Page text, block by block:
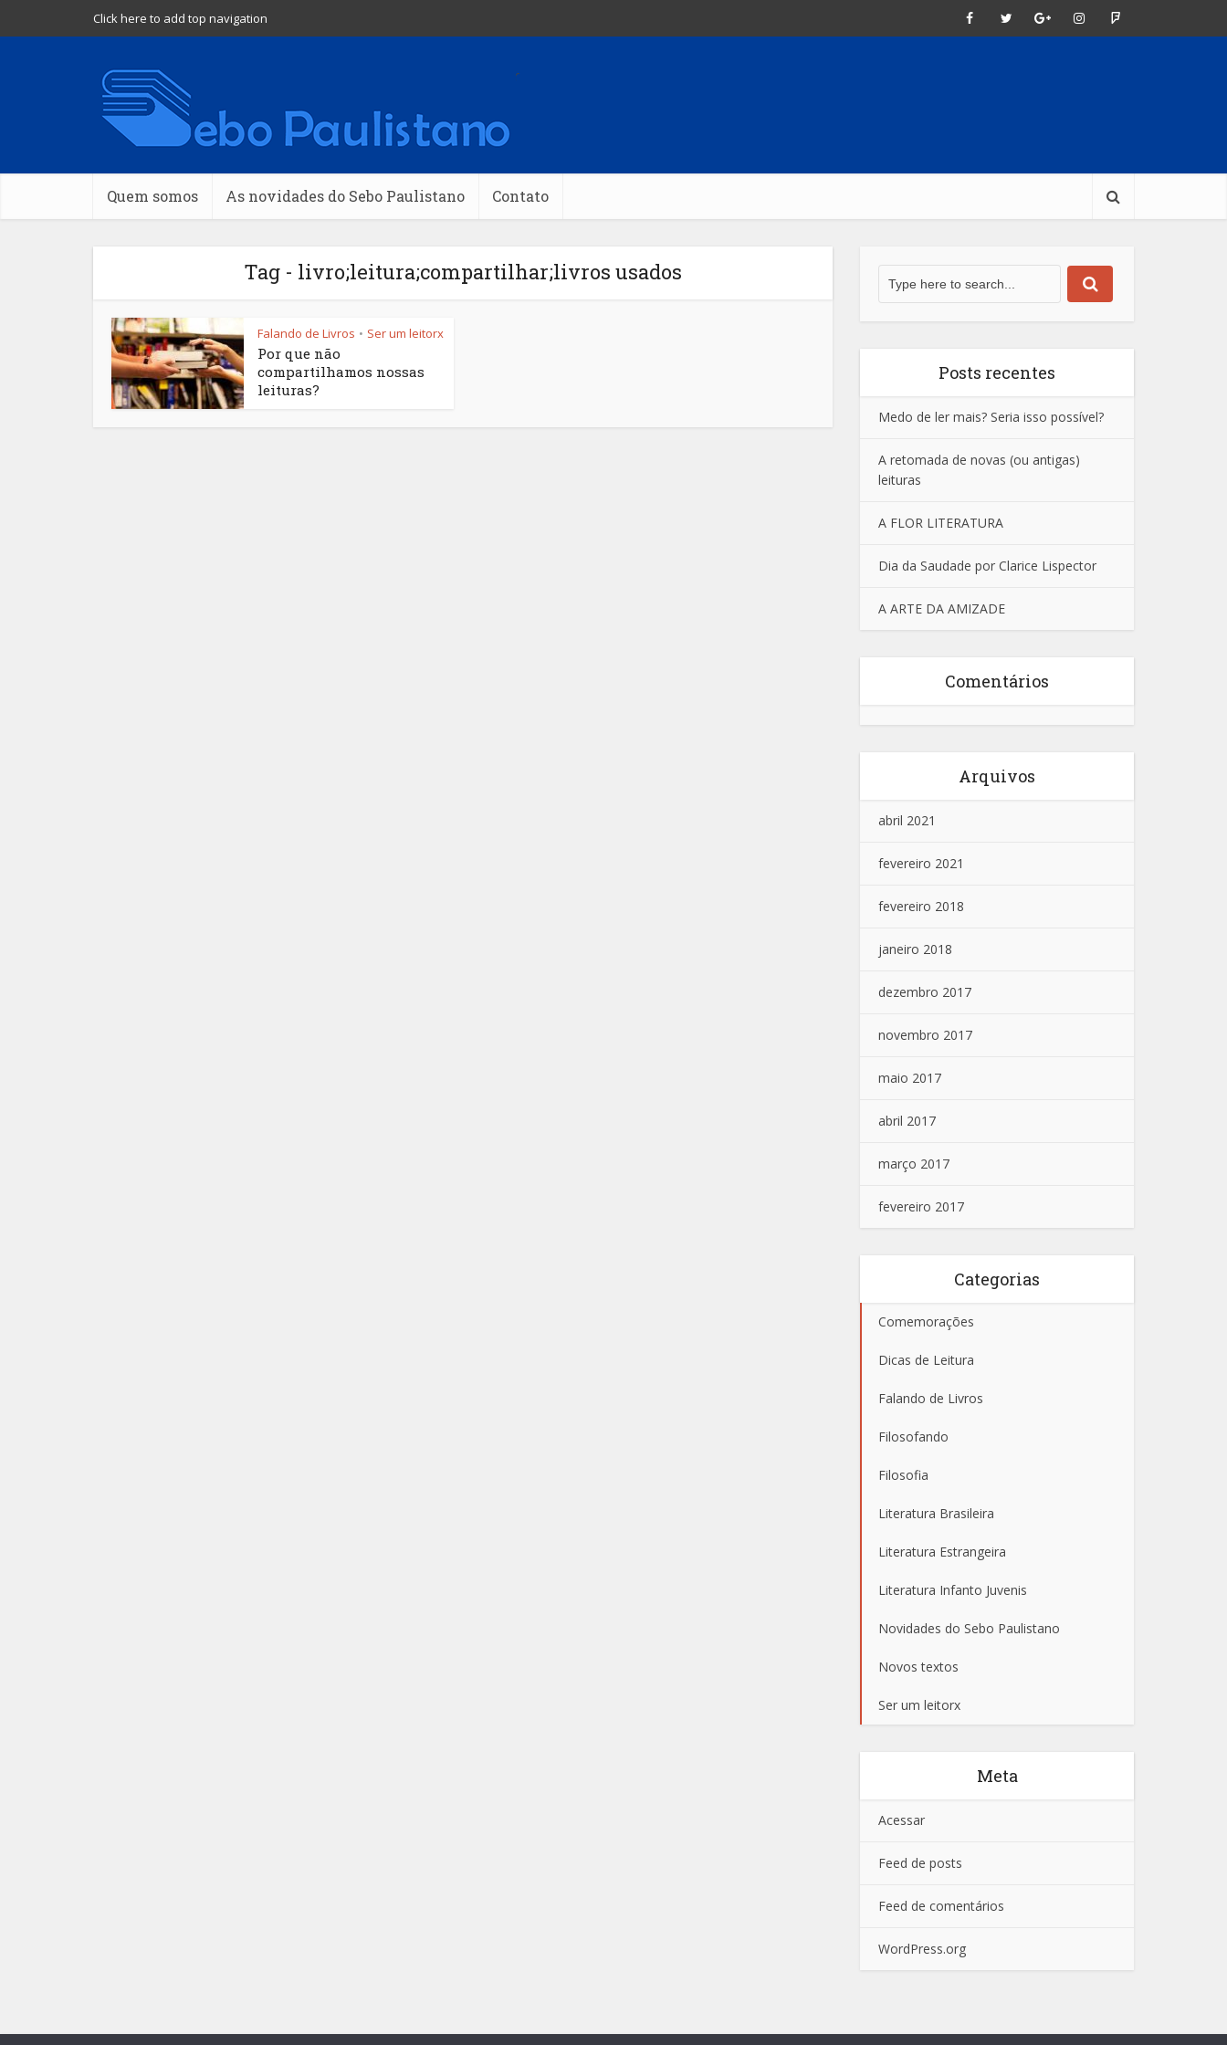
Click here to add top navigation
banner
Quem somos As novidades do Sebo Paulistano Contato
Tag - livro;leitura;compartilhar;livros usados
Falando de Livros • Ser um leitorx
Por que não
compartilhamos nossas
leituras?
Posts recentes
Medo de ler mais? Seria isso possível?
A retomada de novas (ou antigas)
leituras
A FLOR LITERATURA
Dia da Saudade por Clarice Lispector
A ARTE DA AMIZADE
Comentários
Arquivos
abril 2021
fevereiro 2021
fevereiro 2018
janeiro 2018
dezembro 2017
novembro 2017
maio 2017
abril 2017
março 2017
fevereiro 2017
Categorias
Comemorações
Dicas de Leitura
Falando de Livros
Filosofando
Filosofia
Literatura Brasileira
Literatura Estrangeira
Literatura Infanto Juvenis
Novidades do Sebo Paulistano
Novos textos
Ser um leitorx
Meta
Acessar
Feed de posts
Feed de comentários
WordPress.org